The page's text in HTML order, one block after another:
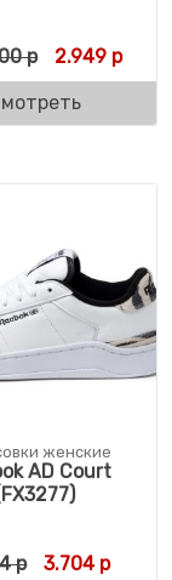
7.560 р.
р.
р 2.949р
6.800
р.
женские
AD Court
р 3.704р